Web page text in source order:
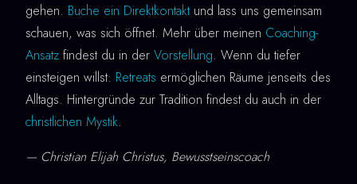
gehen. Buche ein Direktkontakt und lass uns gemeinsam
schauen, was sich öffnet. Mehr über meinen Coaching-
Ansatz findest du in der Vorstellung. Wenn du tiefer
einsteigen willst: Retreats ermöglichen Räume jenseits des
Alltags. Hintergründe zur Tradition findest du auch in der
christlichen Mystik.
— Christian Elijah Christus, Bewusstseinscoach